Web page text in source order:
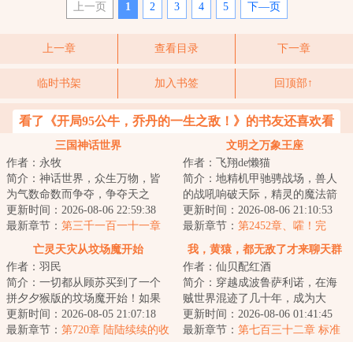
上一页 1 2 3 4 5 下—页
上一章 查看目录 下一章
临时书架 加入书签 回顶部↑
看了《开局95公牛，乔丹的一生之敌！》的书友还喜欢看
三国神话世界
作者：永牧
简介：神话世界，众生万物，皆
为气数命数而争夺，争夺天之
运，臣之运，道之运，争为人上
人，但求长生不死...
更新时间：2026-08-06 22:59:38
最新章节： 第三千一百一十一章
【迎天子还洛阳】
文明之万象王座
作者：飞翔de懒猫
简介：地精机甲驰骋战场，兽人
的战吼响破天际，精灵的魔法箭
矢穿破钢铁洪流而至，矮人的重
炮以咆哮彰显着...
更新时间：2026-08-06 21:10:53
最新章节： 第2452章、嚯！完
蛋！
亡灵天灾从坟场魔开始
作者：羽民
简介：一切都从顾苏买到了一个
拼夕夕猴版的坟场魔开始！如果
不想死在游戏里，就要想办法拼
命！拾荒、战斗...
更新时间：2026-08-05 21:07:18
最新章节： 第720章 陆陆续续的收
我，黄猿，都无敌了才来聊天群
作者：仙贝配红酒
简介：穿越成波鲁萨利诺，在海
贼世界混迹了几十年，成为大
将，实力近乎无敌！秉承着‘抓了
一辈子海贼，就...
更新时间：2026-08-06 01:41:45
最新章节： 第七百三十二章 标准